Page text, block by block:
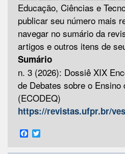
Educação, Ciências e
publicar seu número mais
navegar no sumário da
artigos e outros itens de
Sumário
n. 3 (2026): Dossiê XIX
de Debates sobre o Ensino
(ECODEQ)
https://revistas.ufpr.br/
Facebook